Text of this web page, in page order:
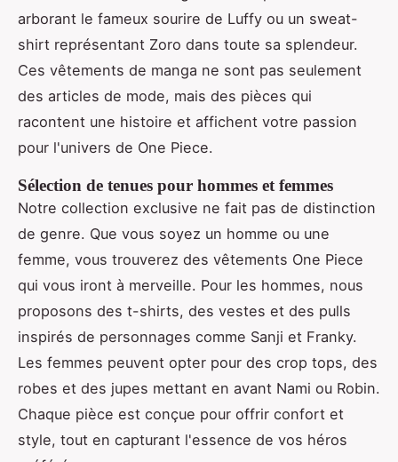
arborant le fameux sourire de Luffy ou un sweat-
shirt représentant Zoro dans toute sa splendeur.
Ces vêtements de manga ne sont pas seulement
des articles de mode, mais des pièces qui
racontent une histoire et affichent votre passion
pour l'univers de One Piece.
Sélection de tenues pour hommes et femmes
Notre collection exclusive ne fait pas de distinction
de genre. Que vous soyez un homme ou une
femme, vous trouverez des vêtements One Piece
qui vous iront à merveille. Pour les hommes, nous
proposons des t-shirts, des vestes et des pulls
inspirés de personnages comme Sanji et Franky.
Les femmes peuvent opter pour des crop tops, des
robes et des jupes mettant en avant Nami ou Robin.
Chaque pièce est conçue pour offrir confort et
style, tout en capturant l'essence de vos héros